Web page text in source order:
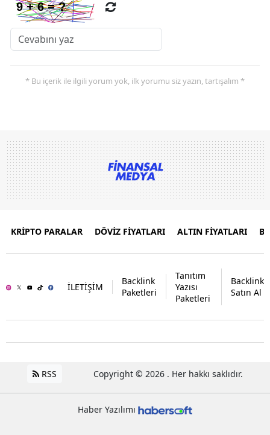
* Bu içerik ile ilgili yorum yok, ilk yorumu siz yazın, tartışalım *
KRİPTO PARALAR DÖVİZ FİYATLARI ALTIN FİYATLARI
İLETİŞİM
Backlink
Paketleri
Tanıtım
Yazısı
Paketleri
Backlink
Satın Al
RSS Copyright © 2026 . Her hakkı saklıdır.
Haber Yazılımı